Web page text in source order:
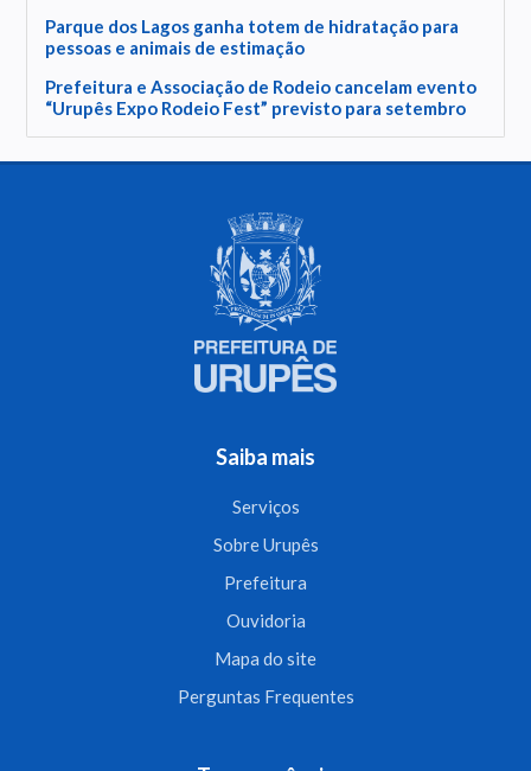
Parque dos Lagos ganha totem de hidratação para
pessoas e animais de estimação
Prefeitura e Associação de Rodeio cancelam evento
“Urupês Expo Rodeio Fest” previsto para setembro
Saiba mais
Serviços
Sobre Urupês
Prefeitura
Ouvidoria
Mapa do site
Perguntas Frequentes